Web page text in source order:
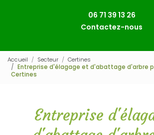
06 71 39 13 26
Contactez-nous
Accueil Secteur
Certines
Entreprise d'élagage et d'abattage d'arbre
Certines
Entreprise